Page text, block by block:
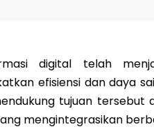
digital telah
efisiensi dan daya
tujuan tersebut
mengintegrasikan